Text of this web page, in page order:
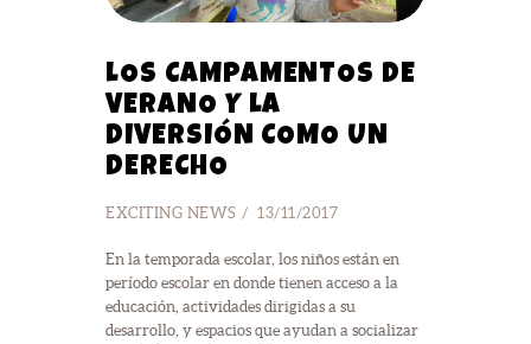
LOS CAMPAMENTOS DE
VERANO Y LA
DIVERSIÓN COMO UN
DERECHO
EXCITING NEWS 13/11/2017
En la temporada escolar, los niños están en
período escolar en donde tienen acceso a la
educación, actividades dirigidas a su
desarrollo, y espacios que ayudan a socializar